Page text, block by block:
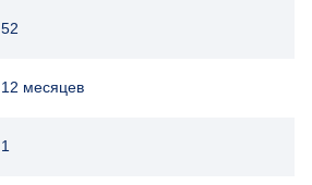
52
12 месяцев
1